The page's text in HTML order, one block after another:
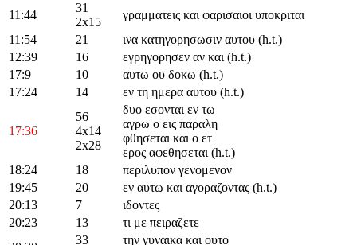
11:44
31
2x15
γραμματεις και φαρισαιοι υποκριται
11:54
21
ινα κατηγορησωσιν αυτου (h.t.)
12:39
16
εγρηγορησεν αν και (h.t.)
17:9
10
αυτω ου δοκω (h.t.)
17:24
14 εν τη ημερα αυτου (h.t.)
17:36
56
4x14
2x28
δυο εσονται εν τω
αγρω ο εις παραλη
φθησεται και ο ετ
ερος αφεθησεται (h.t.)
18:24
18
περιλυπον γενομενον
19:45
20
εν αυτω και αγοραζοντας (h.t.)
20:13
7
ιδοντες
20:23
13
τι με πειραζετε
33
την γυναικα και ουτο